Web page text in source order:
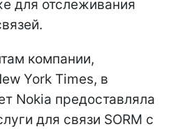
для отслеживания
компании,
York Times, в
Nokia предоставляла
для связи SORM с